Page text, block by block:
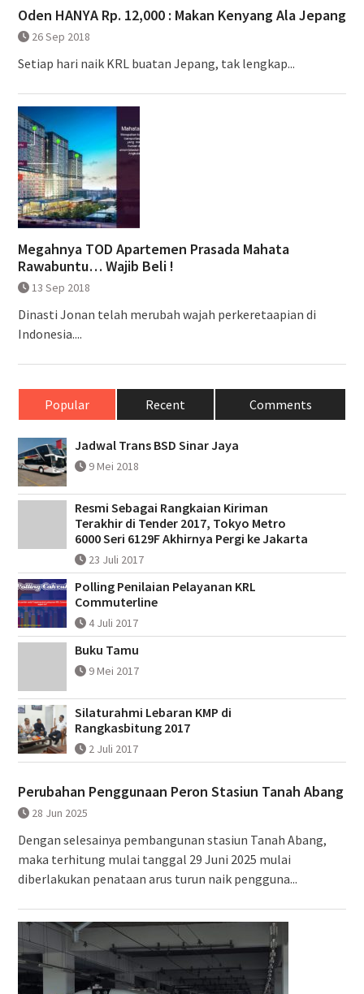
Oden HANYA Rp. 12,000 : Makan Kenyang Ala Jepang
26 Sep 2018
Setiap hari naik KRL buatan Jepang, tak lengkap...
Megahnya TOD Apartemen Prasada Mahata
Rawabuntu… Wajib Beli !
13 Sep 2018
Dinasti Jonan telah merubah wajah perkeretaapian di
Indonesia....
Popular Recent Comments
Jadwal Trans BSD Sinar Jaya
9 Mei 2018
Resmi Sebagai Rangkaian Kiriman
Terakhir di Tender 2017, Tokyo Metro
6000 Seri 6129F Akhirnya Pergi ke Jakarta
23 Juli 2017
Polling Penilaian Pelayanan KRL
Commuterline
4 Juli 2017
Buku Tamu
9 Mei 2017
Silaturahmi Lebaran KMP di
Rangkasbitung 2017
2 Juli 2017
Perubahan Penggunaan Peron Stasiun Tanah Abang
28 Jun 2025
Dengan selesainya pembangunan stasiun Tanah Abang,
maka terhitung mulai tanggal 29 Juni 2025 mulai
diberlakukan penataan arus turun naik pengguna...